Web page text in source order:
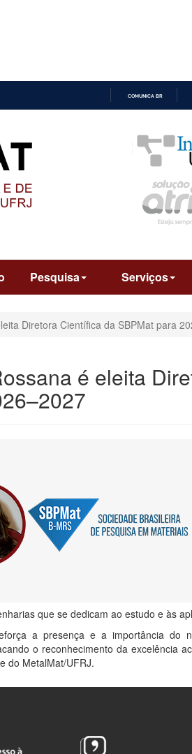
COMUNICA BR
Pesquisa Serviços
Diretora Científica da SBPMat para
é eleita
que se dedicam ao estudo e às
a presença e a importância do
o reconhecimento da excelência
do MetalMat/UFRJ.